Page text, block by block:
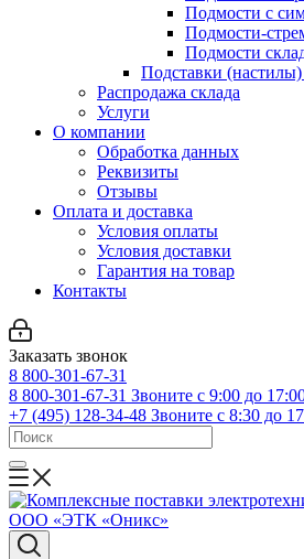
Подмости с
Подмости-
Подмости
Подставки (настилы)
Распродажа склада
Услуги
О компании
Обработка данных
Реквизиты
Отзывы
Оплата и доставка
Условия оплаты
Условия доставки
Гарантия на товар
Контакты
Заказать звонок
8 800-301-67-31
8 800-301-67-31 Звоните с 9:00 до
+7 (495) 128-34-48 Звоните с 8:30 до